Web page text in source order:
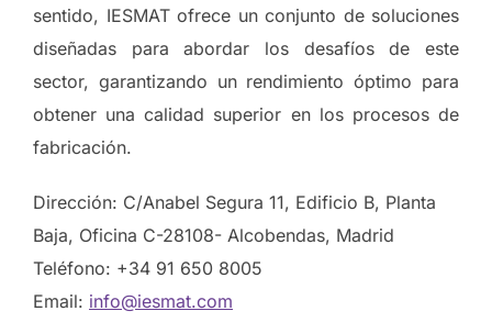
sentido, IESMAT ofrece un conjunto de soluciones
diseñadas para abordar los desafíos de este
sector, garantizando un rendimiento óptimo para
obtener una calidad superior en los procesos de
fabricación.
Dirección: C/Anabel Segura 11, Edificio B, Planta
Baja, Oficina C-28108- Alcobendas, Madrid
Teléfono: +34 91 650 8005
Email: info@iesmat.com